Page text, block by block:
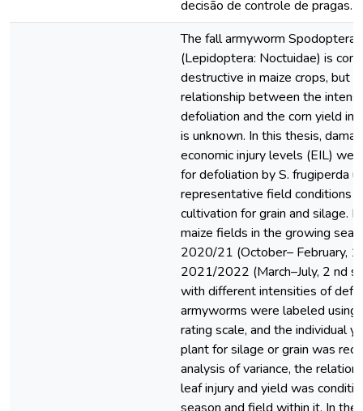
decisão de controle de pragas.
The fall armyworm Spodoptera
(Lepidoptera: Noctuidae) is
destructive in maize crops, but
relationship between the
defoliation and the corn yield in
is unknown. In this thesis,
economic injury levels (EIL)
for defoliation by S. frugiperda
representative field conditions
cultivation for grain and silage.
maize fields in the growing
2020/21 (October– February, 1
2021/2022 (March–July, 2 nd
with different intensities of
armyworms were labeled using
rating scale, and the individual
plant for silage or grain was
analysis of variance, the
leaf injury and yield was